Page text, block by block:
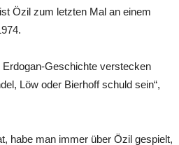
Özil zum letzten Mal an einem
Erdogan-Geschichte verstecken
Löw oder Bierhoff schuld sein“,
habe man immer über Özil gespielt,